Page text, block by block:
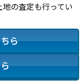
の査定も行ってい
ら